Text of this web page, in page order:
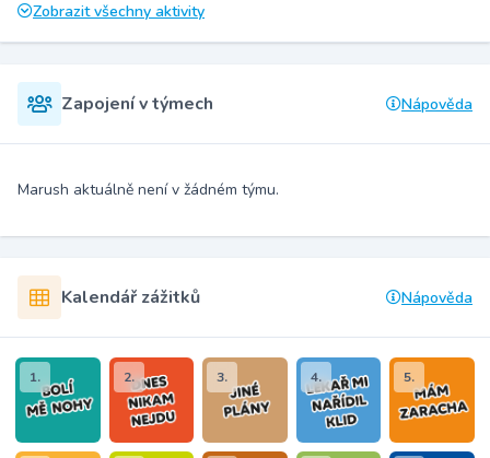
Zobrazit všechny aktivity
Zapojení v týmech Nápověda
Marush aktuálně není v žádném týmu.
Kalendář zážitků Nápověda
1. 2. 3. 4. 5.